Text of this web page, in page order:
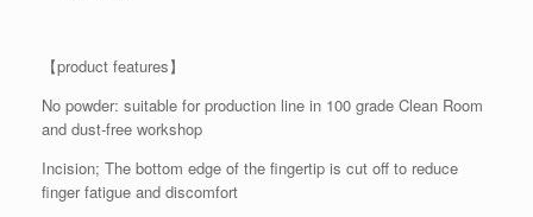
【product features】
No powder: suitable for production line in 100 grade Clean Room
and dust-free workshop
Incision; The bottom edge of the fingertip is cut off to reduce
finger fatigue and discomfort